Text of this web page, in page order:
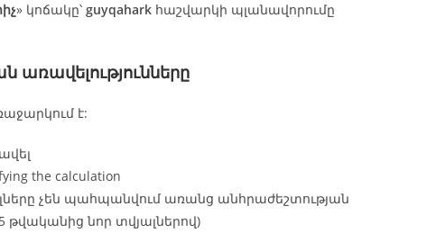
» կոճակը՝ guyqahark հաշվարկի պլանավորումը
առավելությունները
է:
the calculation
չեն պահպանվում առանց անհրաժեշտության
թվականից նոր տվյալներով)